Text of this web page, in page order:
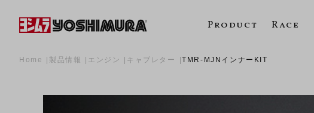
Product Race
Home 製品情報 エンジン キャブレター TMR-MJNインナーKIT